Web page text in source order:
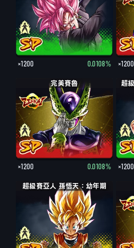
×1200 0.0108% ×1200
完全體 賽魯
完美賽魯
×1200 0.0108% ×1200
孫悟天：幼年期
超級賽亞人 孫悟天：幼年期